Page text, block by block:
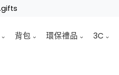
背包 環保禮品 3C